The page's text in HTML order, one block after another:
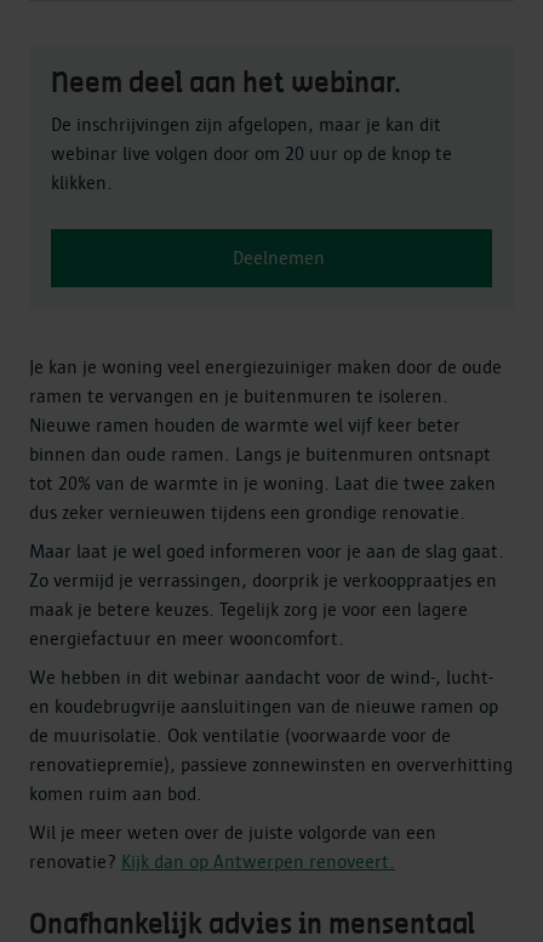
Neem deel aan het webinar.
De inschrijvingen zijn afgelopen, maar je kan dit
webinar live volgen door om 20 uur op de knop te
klikken.
Deelnemen
Je kan je woning veel energiezuiniger maken door de oude
ramen te vervangen en je buitenmuren te isoleren.
Nieuwe ramen houden de warmte wel vijf keer beter
binnen dan oude ramen. Langs je buitenmuren ontsnapt
tot 20% van de warmte in je woning. Laat die twee zaken
dus zeker vernieuwen tijdens een grondige renovatie.
Maar laat je wel goed informeren voor je aan de slag gaat.
Zo vermijd je verrassingen, doorprik je verkooppraatjes en
maak je betere keuzes. Tegelijk zorg je voor een lagere
energiefactuur en meer wooncomfort.
We hebben in dit webinar aandacht voor de wind-, lucht-
en koudebrugvrije aansluitingen van de nieuwe ramen op
de muurisolatie. Ook ventilatie (voorwaarde voor de
renovatiepremie), passieve zonnewinsten en oververhitting
komen ruim aan bod.
Wil je meer weten over de juiste volgorde van een
renovatie? Kijk dan op Antwerpen renoveert.
Onafhankelijk advies in mensentaal